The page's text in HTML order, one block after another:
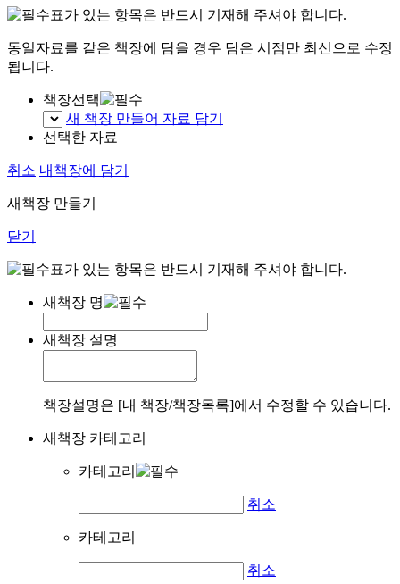
표가 있는 항목은 반드시 기재해 주셔야 합니다.
동일자료를 같은 책장에 담을 경우 담은 시점만 최신으로 수정
됩니다.
책장선택
새 책장 만들어 자료 담기
선택한 자료
취소 내책장에 담기
새책장 만들기
닫기
표가 있는 항목은 반드시 기재해 주셔야 합니다.
새책장 명
새책장 설명
책장설명은 [내 책장/책장목록]에서 수정할 수 있습니다.
새책장 카테고리
카테고리
취소
카테고리
취소